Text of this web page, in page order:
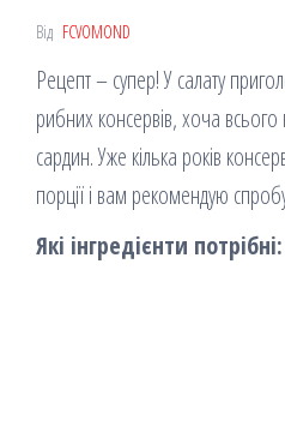
Від FCVOMOND
Рецепт – супер! У салату
рибних консервів, хоча всього
сардин. Уже кілька років
порції і вам рекомендую
Які інгредієнти потрібні: